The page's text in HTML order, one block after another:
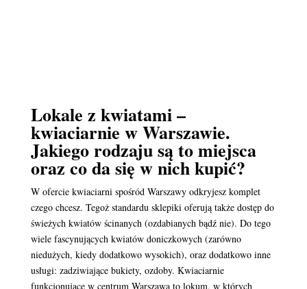
Lokale z kwiatami –
kwiaciarnie w Warszawie.
Jakiego rodzaju są to miejsca
oraz co da się w nich kupić?
W ofercie kwiaciarni spośród Warszawy odkryjesz komplet
czego chcesz. Tegoż standardu sklepiki oferują także dostęp do
świeżych kwiatów ścinanych (ozdabianych bądź nie). Do tego
wiele fascynujących kwiatów doniczkowych (zarówno
niedużych, kiedy dodatkowo wysokich), oraz dodatkowo inne
usługi: zadziwiające bukiety, ozdoby. Kwiaciarnie
funkcjonujące w centrum Warszawa to lokum, w których